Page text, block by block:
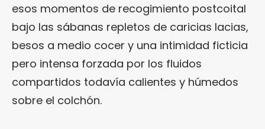
esos momentos de recogimiento postcoital
bajo las sábanas repletos de caricias lacias,
besos a medio cocer y una intimidad ficticia
pero intensa forzada por los fluidos
compartidos todavía calientes y húmedos
sobre el colchón.